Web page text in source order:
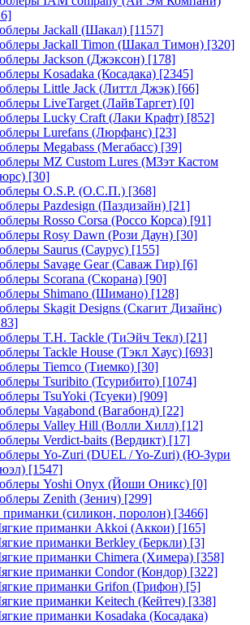
Jackall (Шакал) [1157]
Jackall Timon (Шакал Тимон) [320]
Jackson (Джэксон) [178]
Kosadaka (Косадака) [2345]
Little Jack (Литтл Джэк) [66]
LiveTarget (ЛайвТаргет) [0]
Lucky Craft (Лаки Крафт) [852]
Lurefans (Люрфанс) [23]
Megabass (Мегабасс) [39]
MZ Custom Lures (МЗэт Кастом
[30]
O.S.P. (О.С.П.) [368]
Pazdesign (Паздизайн) [21]
Rosso Corsa (Россо Корса) [91]
Rosy Dawn (Рози Даун) [30]
Saurus (Саурус) [155]
Savage Gear (Саваж Гир) [6]
Scorana (Скорана) [90]
Shimano (Шимано) [128]
Skagit Designs (Скагит Дизайнс)
T.H. Tackle (ТиЭйч Текл) [21]
Tackle House (Тэкл Хаус) [693]
Tiemco (Тиемко) [30]
Tsuribito (Тсурибито) [1074]
TsuYoki (Тсуеки) [909]
Vagabond (Вагабонд) [22]
Valley Hill (Волли Хилл) [12]
Verdict-baits (Вердикт) [17]
Yo-Zuri (DUEL / Yo-Zuri) (Ю-Зури
[1547]
Yoshi Onyx (Йоши Оникс) [0]
Zenith (Зенич) [299]
(силикон, поролон) [3466]
приманки Akkoi (Аккои) [165]
приманки Berkley (Беркли) [3]
приманки Chimera (Химера) [358]
приманки Condor (Кондор) [322]
приманки Grifon (Грифон) [5]
приманки Keitech (Кейтеч) [338]
приманки Kosadaka (Косадака)